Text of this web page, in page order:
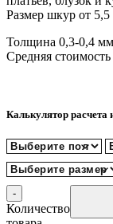
Размер шкур от
Толщина 0,3-0,4
Средняя
Калькулятор расчета
Количество